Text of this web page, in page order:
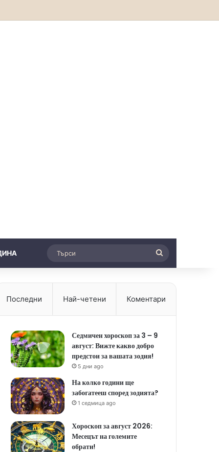
Последни Най-четени Коментари
Седмичен хороскоп за 3 – 9
август: Вижте какво добро
предстои за вашата зодия!
5 дни ago
На колко години ще
забогатееш според зодията?
1 седмица ago
Хороскоп за август 2026:
Месецът на големите
обрати!